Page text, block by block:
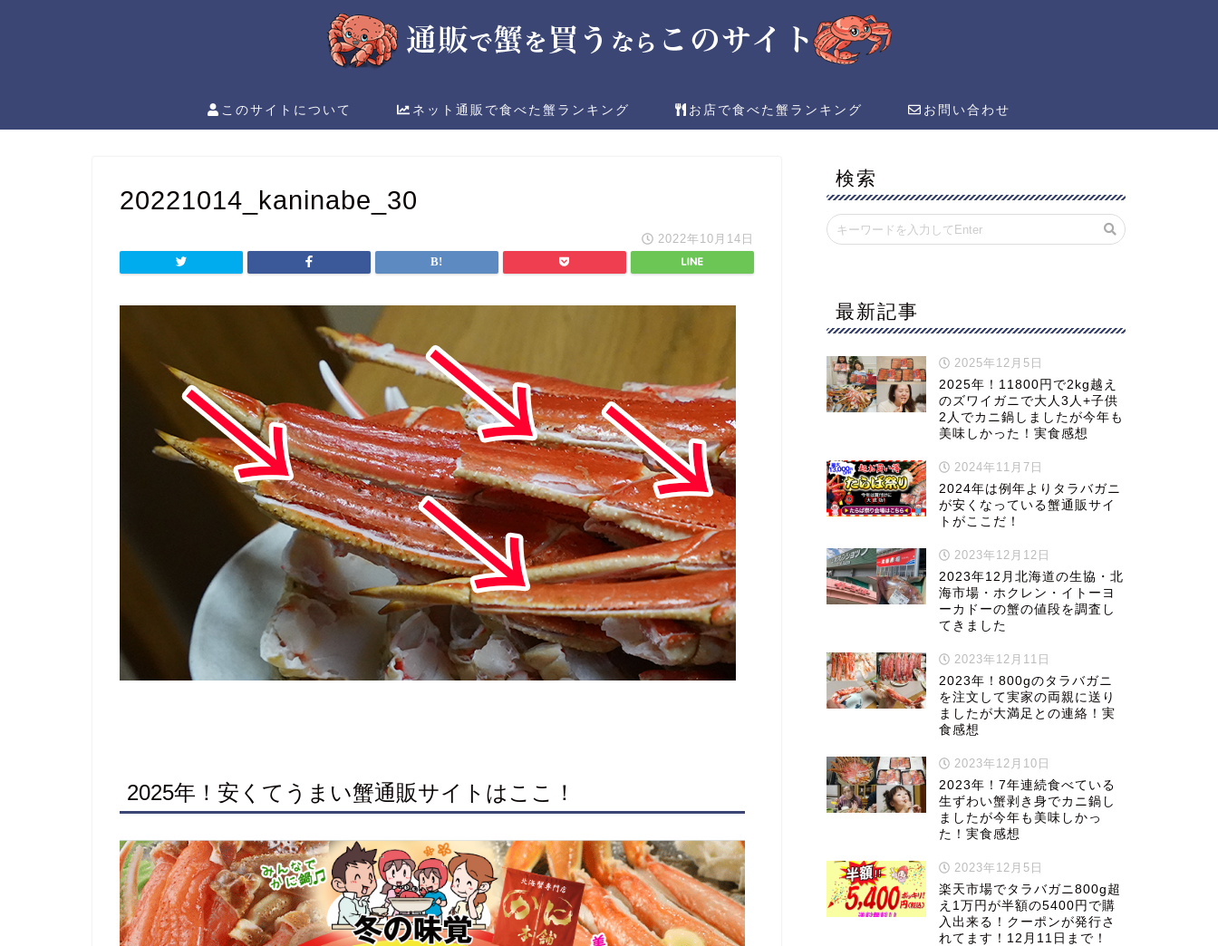
このサイトについて ネット通販で食べた蟹ランキング お店で食べた蟹ランキング お問い合わせ
20221014_kaninabe_30
2022年10月14日
2025年！安くてうまい蟹通販サイトはここ！
検索
最新記事
2025年12月5日
2025年！11800円で2kg越え
のズワイガニで大人3人+子供
2人でカニ鍋しましたが今年も
美味しかった！実食感想
2024年11月7日
2024年は例年よりタラバガニ
が安くなっている蟹通販サイ
トがここだ！
2023年12月12日
2023年12月北海道の生協・北
海市場・ホクレン・イトーヨ
ーカドーの蟹の値段を調査し
てきました
2023年12月11日
2023年！800gのタラバガニ
を注文して実家の両親に送り
ましたが大満足との連絡！実
食感想
2023年12月10日
2023年！7年連続食べている
生ずわい蟹剥き身でカニ鍋し
ましたが今年も美味しかっ
た！実食感想
2023年12月5日
楽天市場でタラバガニ800g超
え1万円が半額の5400円で購
入出来る！クーポンが発行さ
れてます！12月11日まで！